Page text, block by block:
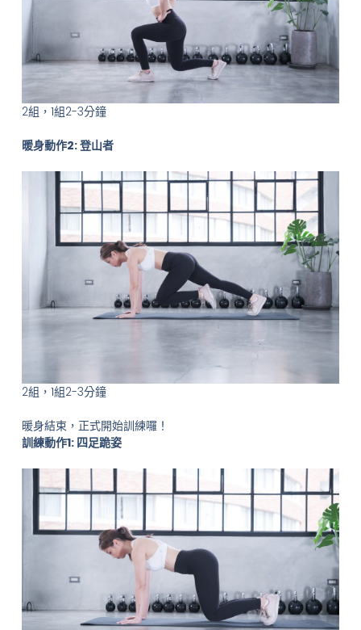
2組，1組2-3分鐘
暖身動作2: 登山者
2組，1組2-3分鐘
暖身結束，正式開始訓練囉！
訓練動作1: 四足跪姿